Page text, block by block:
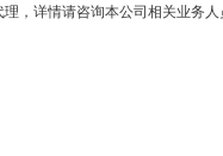
理，详情请咨询本公司相关业